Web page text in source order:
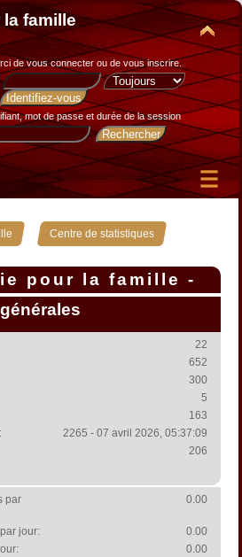
famille
devous connecter ou de vous inscrire.
mot de passe et durée de la session
» Centre de statistiques
pour la famille -
statistiques
22
652
300
5
163
2265 - 07 avril 2026, 05:37:09
206
par
0.00
jour:
0.00
0.00